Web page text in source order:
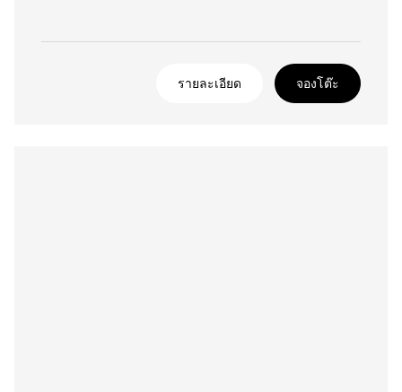
รายละเอียด จองโต๊ะ